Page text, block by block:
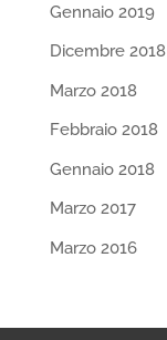
Gennaio 2019
Dicembre 2018
Marzo 2018
Febbraio 2018
Gennaio 2018
Marzo 2017
Marzo 2016